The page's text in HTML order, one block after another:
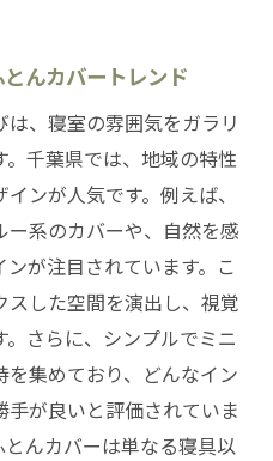
ふとんカバー選びのガ
たふとんカバー選び
葉県で話題
んカバーブランド紹介
ー最新トレンドチェッ
ふとんカバー専門店
んカバーを選ぶ理由
イン性が高いふとんカ
ふとんカバーの機能性
んカバートレンド
、寝室の雰囲気をガラリ
千葉県では、地域の特性
ンが人気です。例えば、
系のカバーや、自然を感
が注目されています。こ
した空間を演出し、視覚
さらに、シンプルでミニ
集めており、どんなイン
が良いと評価されていま
んカバーは単なる寝具以